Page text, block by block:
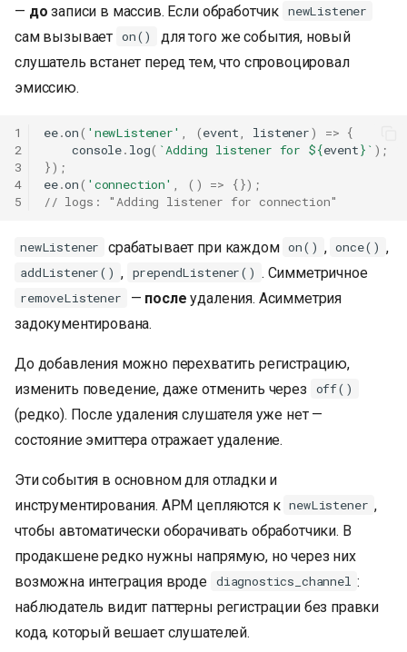
— до записи в массив. Если обработчик newListener
сам вызывает on()
для того же события, новый
слушатель встанет перед тем, что спровоцировал
эмиссию.
1
2
3
4
5
ee.on( 'newListener' , (event, listener) => {
console. log( `Adding listener for ${event} ` );
});
ee.on( 'connection' , () =>
{});
// logs: "Adding listener for connection"
newListener срабатывает при каждом on() , once() ,
addListener() , prependListener() . Симметричное
removeListener — после удаления. Асимметрия
задокументирована.
До добавления можно перехватить регистрацию,
изменить поведение, даже отменить через
off()
(редко). После удаления слушателя уже нет —
состояние эмиттера отражает удаление.
Эти события в основном для отладки и
инструментирования. APM цепляются к newListener ,
чтобы автоматически оборачивать обработчики. В
продакшене редко нужны напрямую, но через них
возможна интеграция вроде diagnostics_channel :
наблюдатель видит паттерны регистрации без правки
кода, который вешает слушателей.